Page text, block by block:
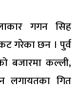
गगन सिह
गरेका छन । पुर्व
बजारमा कल्ली,
लगायतका गित